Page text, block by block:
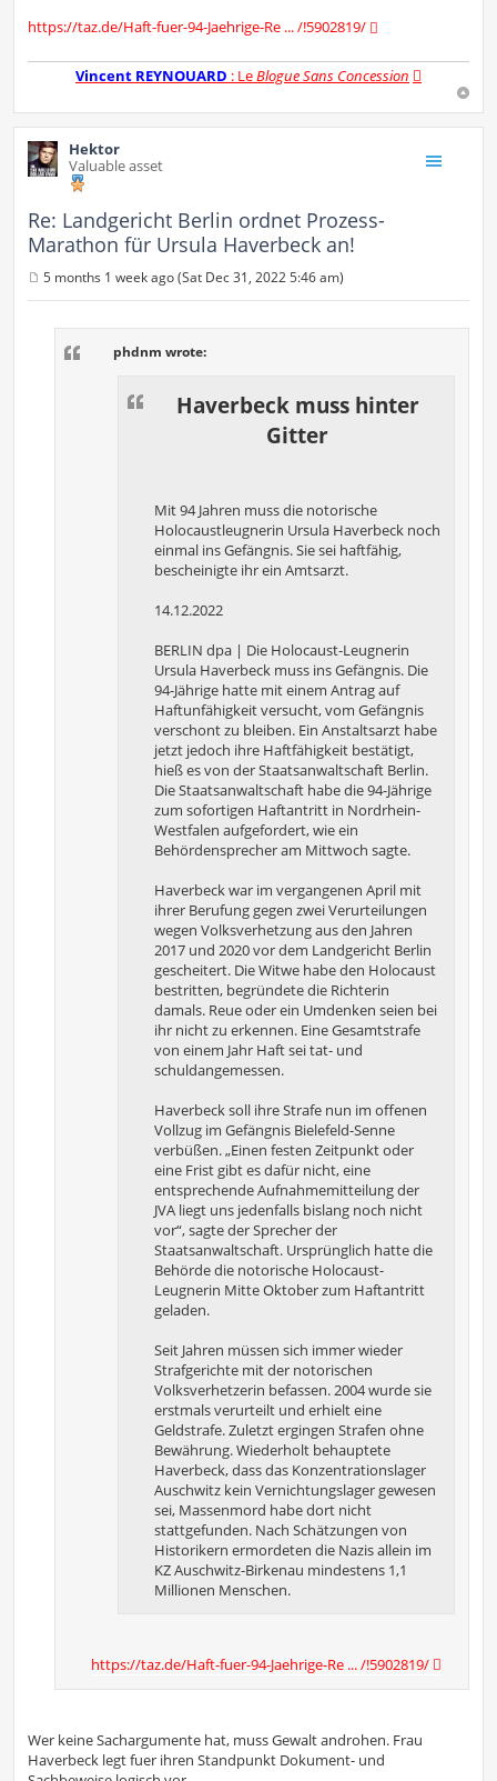
https://taz.de/Haft-fuer-94-Jaehrige-Re ... /!5902819/
Vincent REYNOUARD : LeBlogue Sans Concession
Hektor
Valuable asset
Re: Landgericht Berlin ordnet Prozess-
Marathon für Ursula Haverbeck an!
o
5 months 1 week ago (Sat Dec 31, 2022 5:46 am)
phdnm wrote:
Haverbeck muss hinter
Gitter
Mit 94 Jahren muss die notorische
Holocaustleugnerin Ursula Haverbeck noch
einmal ins Gefängnis. Sie sei haftfähig,
bescheinigte ihr ein Amtsarzt.
14.12.2022
BERLIN dpa | Die Holocaust-Leugnerin
Ursula Haverbeck muss ins Gefängnis. Die
94-Jährige hatte mit einem Antrag auf
Haftunfähigkeit versucht, vom Gefängnis
verschont zu bleiben. Ein Anstaltsarzt habe
jetzt jedoch ihre Haftfähigkeit bestätigt,
hieß es von der Staatsanwaltschaft Berlin.
Die Staatsanwaltschaft habe die 94-Jährige
zum sofortigen Haftantritt in Nordrhein-
Westfalen aufgefordert, wie ein
Behördensprecher am Mittwoch sagte.
Haverbeck war im vergangenen April mit
ihrer Berufung gegen zwei Verurteilungen
wegen Volksverhetzung aus den Jahren
2017 und 2020 vor dem Landgericht Berlin
gescheitert. Die Witwe habe den Holocaust
bestritten, begründete die Richterin
damals. Reue oder ein Umdenken seien bei
ihr nicht zu erkennen. Eine Gesamtstrafe
von einem Jahr Haft sei tat- und
schuldangemessen.
Haverbeck soll ihre Strafe nun im offenen
Vollzug im Gefängnis Bielefeld-Senne
verbüßen. „Einen festen Zeitpunkt oder
eine Frist gibt es dafür nicht, eine
entsprechende Aufnahmemitteilung der
JVA liegt uns jedenfalls bislang noch nicht
vor“, sagte der Sprecher der
Staatsanwaltschaft. Ursprünglich hatte die
Behörde die notorische Holocaust-
Leugnerin Mitte Oktober zum Haftantritt
geladen.
Seit Jahren müssen sich immer wieder
Strafgerichte mit der notorischen
Volksverhetzerin befassen. 2004 wurde sie
erstmals verurteilt und erhielt eine
Geldstrafe. Zuletzt ergingen Strafen ohne
Bewährung. Wiederholt behauptete
Haverbeck, dass das Konzentrationslager
Auschwitz kein Vernichtungslager gewesen
sei, Massenmord habe dort nicht
stattgefunden. Nach Schätzungen von
Historikern ermordeten die Nazis allein im
KZ Auschwitz-Birkenau mindestens 1,1
Millionen Menschen.
https://taz.de/Haft-fuer-94-Jaehrige-Re ... /!5902819/
Wer keine Sachargumente hat, muss Gewalt androhen. Frau
Haverbeck legt fuer ihren Standpunkt Dokument- und